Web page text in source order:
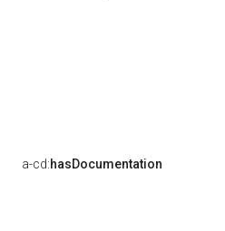
a-cd:hasDocumentation